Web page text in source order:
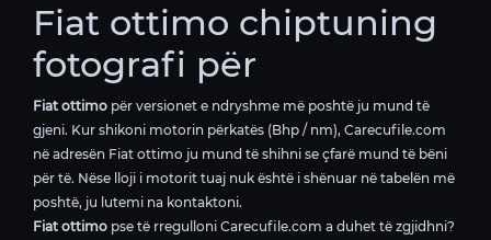
Fiat ottimo chiptuning
fotografi për
Fiat ottimo për versionet e ndryshme më poshtë ju mund të
gjeni. Kur shikoni motorin përkatës (Bhp / nm), Carecufile.com
në adresën Fiat ottimo ju mund të shihni se çfarë mund të bëni
për të. Nëse lloji i motorit tuaj nuk është i shënuar në tabelën më
poshtë, ju lutemi na kontaktoni.
Fiat ottimo pse të rregulloni Carecufile.com a duhet të zgjidhni?